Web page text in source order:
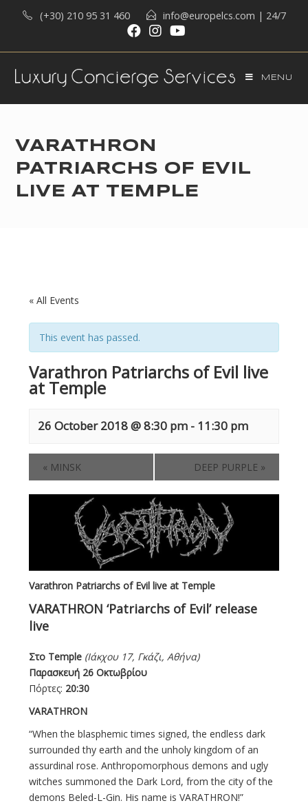
(+30) 210 95 31 460 info@europelcs.com | 24/7
MENU
VARATHRON
PATRIARCHS OF EVIL
LIVE AT TEMPLE
« All Events
This event has passed.
Varathron Patriarchs of Evil live
at Temple
26 October 2018 @ 8:30 pm - 11:30 pm
« MINSK DEEP PURPLE »
Varathron Patriarchs of Evil live at Temple
VARATHRON ‘Patriarchs of Evil’ release
live
Στο Temple (Ιάκχου 17, Γκάζι, Αθήνα)
Παρασκευή 26 Οκτωβρίου
Πόρτες: 20:30
VARATHRON
“When the blasphemic times signed, the endless dark
surrounded thy earth and the unholy kingdom of an
assurdinal rose. Anthropomorphous demons and ugly
witches summoned the Dark Lord, from the city of the
demons Beled-L-Gin. His name is VARATHRON!”